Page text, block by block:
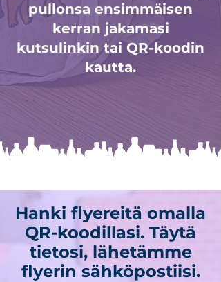
pullonsa ensimmäisen
kerran jakamasi
kutsulinkin tai QR-koodin
kautta.
Hanki flyereitä omalla
QR-koodillasi. Täytä
tietosi, lähetämme
flyerin sähköpostiisi.